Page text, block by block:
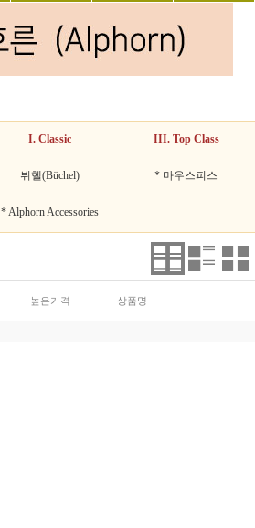
I. Classic III. Top Class
뷔헬(Büchel) * 마우스피스
* Alphorn Accessories
높은가격 상품명